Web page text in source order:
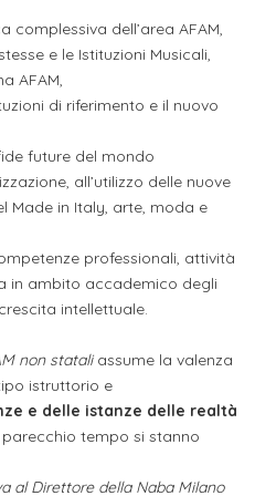
complessiva dell’area AFAM,
e le Istituzioni Musicali,
AFAM,
di riferimento e il nuovo
future del mondo
all’utilizzo delle nuove
Made in Italy, arte, moda e
professionali, attività
in ambito accademico degli
intellettuale.
non stataliassume la valenza
istruttorio e
e delle istanze delle realtà
tempo si stanno
al Direttore della Naba Milano